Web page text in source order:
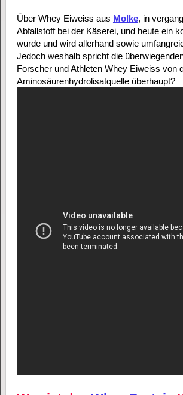
Über Whey Eiweiss aus Molke, in
Abfallstoff bei der Käserei, und heute ein
wurde und wird allerhand sowie
Jedoch weshalb spricht die
Forscher und Athleten Whey Eiweiss von
Aminosäurenhydrolisatquelle überhaupt?